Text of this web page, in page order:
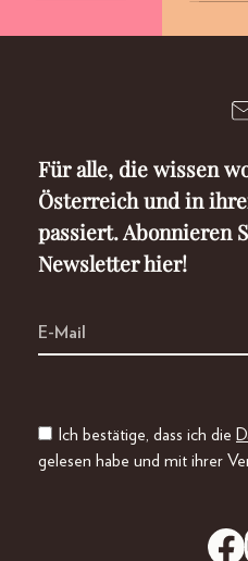
Für alle, die wissen
Österreich und in
passiert. Abonnieren
Newsletter hier!
Ich bestätige, dass ich die
gelesen habe und mit ihrer